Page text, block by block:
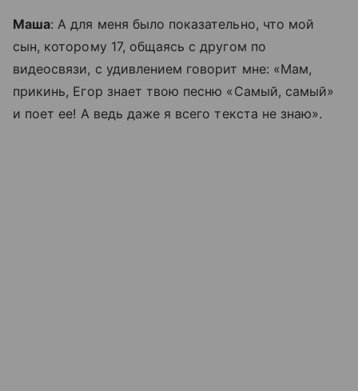
Маша: А для меня было показательно, что мой
сын, которому 17, общаясь с другом по
видеосвязи, с удивлением говорит мне: «Мам,
прикинь, Егор знает твою песню «Самый, самый»
и поет ее! А ведь даже я всего текста не знаю».